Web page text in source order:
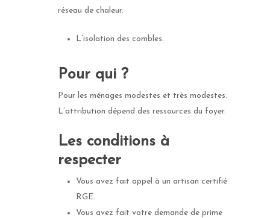
réseau de chaleur.
L’isolation des combles.
Pour qui ?
Pour les ménages modestes et très modestes.
L’attribution dépend des ressources du foyer.
Les conditions à
respecter
Vous avez fait appel à un artisan certifié
RGE.
Vous avez fait votre demande de prime